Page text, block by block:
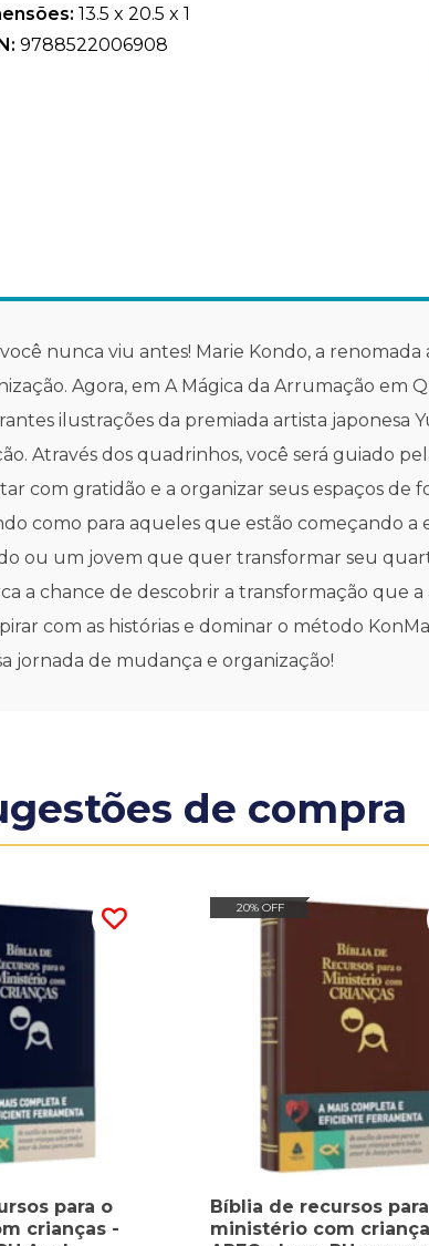
13.5 x 20.5 x 1
9788522006908
nunca viu antes! Marie Kondo, a
Agora, em A Mágica da Arrumação em
ilustrações da premiada artista japonesa
Através dos quadrinhos, você será guiado
com gratidão e a organizar seus espaços de
como para aqueles que estão começando
ou um jovem que quer transformar seu
a chance de descobrir a transformação que
com as histórias e dominar o método
jornada de mudança e organização!
de compra
para o
crianças -
20% OFF
Bíblia de recursos
ministério com